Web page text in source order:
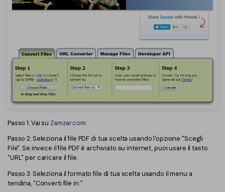
Chat con PDF
Riassunto PDF AI
Traduzione PDF AI
Controllo grammatica AI
Chat con immagine
Rilevatore di contenuti AI
Riscrivi PDF con AI
Governo
Freelancer
Recensioni e premi
Storie di clienti
Guida utente
PDFelement per Mac
Passo 1. Vai su Zamzar.com.
Passo 2. Seleziona il file PDF di tua scelta usando l'opzione "Scegli
File". Se invece il file PDF è archiviato su internet, puoi usare il tasto
"URL" per caricare il file.
Passo 3. Seleziona il formato file di tua scelta usando il menu a
tendina, "Converti file in:"